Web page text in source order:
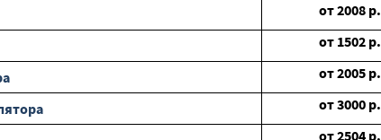
от2008 р.
от 1502 р.
от2005 р.
от3000 р.
от2504 р.